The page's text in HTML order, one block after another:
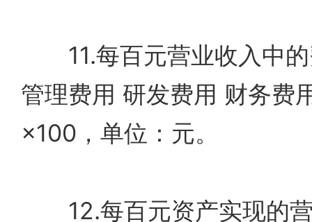
11.每百元营业收入中的
管理费用 研发费用 财务费
×100，单位：元。
12.每百元资产实现的营